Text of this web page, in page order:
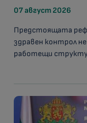
07 август 2026
Предстоящата
здравен контрол
работещи